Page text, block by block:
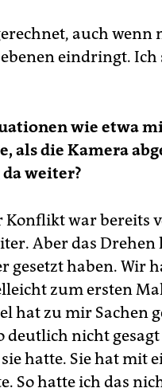
auch wenn
eindringt.
wie etwa
als die Kamera
weiter?
Konflikt war bereits
Aber das Drehen
haben. Wir
zum ersten
hat zu mir Sachen
deutlich nicht
hatte. Sie hat mit
So hatte ich das